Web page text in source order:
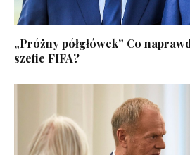
„Próżny półgłówek” Co
szefie FIFA?